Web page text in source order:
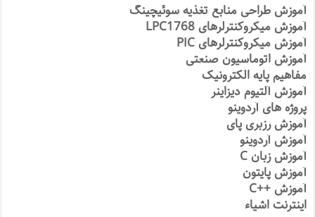
آموزش طراحی منابع تغذیه سوئیچینگ
آموزش میکروکنترلرهای LPC1768
آموزش میکروکنترلرهای PIC
آموزش اتوماسیون صنعتی
مفاهیم پایه الکترونیک
آموزش آلتیوم دیزاینر
پروژه های آردوینو
آموزش رزبری پای
آموزش آردوینو
آموزش زبان C
آموزش پایتون
آموزش ++C
اینترنت اشیاء